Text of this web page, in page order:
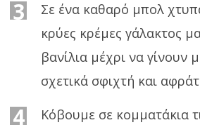
3
Σε ένα καθαρό μπολ
κρύες κρέμες γάλακτος
βανίλια μέχρι να γίνουν
σχετικά σφιχτή και
4 Κόβουμε σε κομματάκια